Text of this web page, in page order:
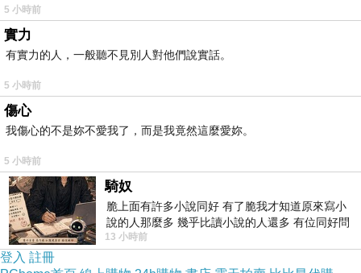
5 小時前
實力
有實力的人，一般聽不見別人對他們說實話。
5 小時前
傷心
我傷心的不是妳不愛我了，而是我竟然這麼愛妳。
5 小時前
騎奴
脆上面有許多小說同好 有了脆我才知道原來寫小
說的人那麼多 幾乎比讀小說的人還多 有位同好問
了一個問題 她說為什麼高中文學獎的
13 小時前
登入 註冊